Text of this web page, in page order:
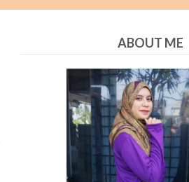
ABOUT ME